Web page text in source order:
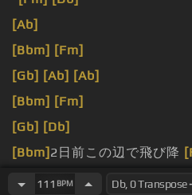
[Ab]
[Bbm] [Fm]
[Gb] [Ab] [Ab]
[Bbm] [Fm]
[Gb] [Db]
[Bbm] 2日前この辺で飛び降
ースが流れてきた
111 BPM